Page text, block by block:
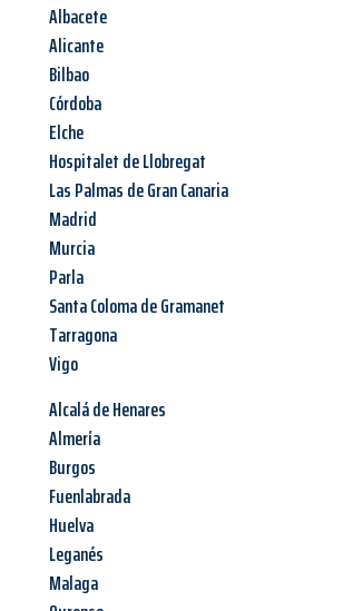
Albacete
Alicante
Bilbao
Córdoba
Elche
Hospitalet de Llobregat
Las Palmas de Gran Canaria
Madrid
Murcia
Parla
Santa Coloma de Gramanet
Tarragona
Vigo
Alcalá de Henares
Almería
Burgos
Fuenlabrada
Huelva
Leganés
Malaga